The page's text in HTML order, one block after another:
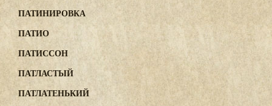
ПАТИНИРОВКА
ПАТИО
ПАТИССОН
ПАТЛАСТЫЙ
ПАТЛАТЕНЬКИЙ